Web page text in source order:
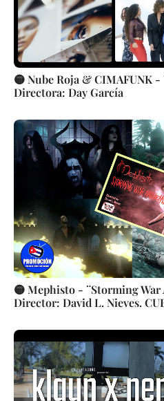
🟡 Nube Roja & CIMAFUNK
Directora: Day García
🟡 Mephisto - ¨Storming War
Director: David L. Nieves.